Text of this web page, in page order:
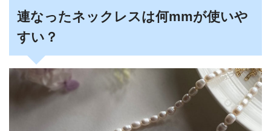
連なったネックレスは何mmが使いや
すい？